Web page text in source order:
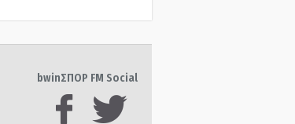
bwinΣΠΟΡ FM Social